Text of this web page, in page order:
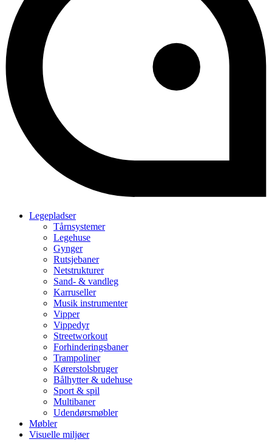
Legepladser
Tårnsystemer
Legehuse
Gynger
Rutsjebaner
Netstrukturer
Sand- & vandleg
Karruseller
Musik instrumenter
Vipper
Vippedyr
Streetworkout
Forhinderingsbaner
Trampoliner
Kørerstolsbruger
Bålhytter & udehuse
Sport & spil
Multibaner
Udendørsmøbler
Møbler
Visuelle miljøer